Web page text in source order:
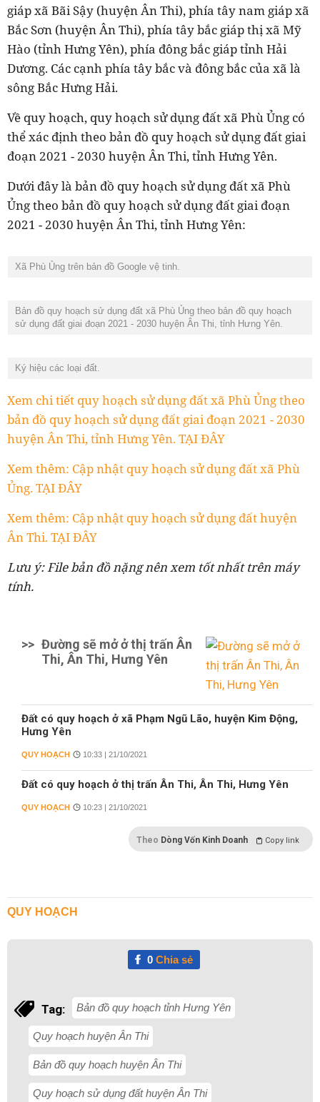
giáp xã Bãi Sậy (huyện Ân Thi), phía tây nam giáp xã
Bắc Sơn (huyện Ân Thi), phía tây bắc giáp thị xã Mỹ
Hào (tỉnh Hưng Yên), phía đông bắc giáp tỉnh Hải
Dương. Các cạnh phía tây bắc và đông bắc của xã là
sông Bắc Hưng Hải.
Về quy hoạch, quy hoạch sử dụng đất xã Phù Ủng có
thể xác định theo bản đồ quy hoạch sử dụng đất giai
đoạn 2021 - 2030 huyện Ân Thi, tỉnh Hưng Yên.
Dưới đây là bản đồ quy hoạch sử dụng đất xã Phù
Ủng theo bản đồ quy hoạch sử dụng đất giai đoạn
2021 - 2030 huyện Ân Thi, tỉnh Hưng Yên:
Xã Phù Ủng trên bản đồ Google vệ tinh.
Bản đồ quy hoạch sử dụng đất xã Phù Ủng theo bản đồ quy hoạch
sử dụng đất giai đoạn 2021 - 2030 huyện Ân Thi, tỉnh Hưng Yên.
Ký hiệu các loại đất.
Xem chi tiết quy hoạch sử dụng đất xã Phù Ủng theo
bản đồ quy hoạch sử dụng đất giai đoạn 2021 - 2030
huyện Ân Thi, tỉnh Hưng Yên. TẠI ĐÂY
Xem thêm: Cập nhật quy hoạch sử dụng đất xã Phù
Ủng. TẠI ĐÂY
Xem thêm: Cập nhật quy hoạch sử dụng đất huyện
Ân Thi. TẠI ĐÂY
Lưu ý: File bản đồ nặng nên xem tốt nhất trên máy
tính.
>> Đường sẽ mở ở thị trấn Ân
Thi, Ân Thi, Hưng Yên
Đất có quy hoạch ở xã Phạm Ngũ Lão, huyện Kim Động,
Hưng Yên
QUY HOẠCH 10:33 | 21/10/2021
Đất có quy hoạch ở thị trấn Ân Thi, Ân Thi, Hưng Yên
QUY HOẠCH 10:23 | 21/10/2021
Theo Dòng Vốn Kinh Doanh Copy link
QUY HOẠCH
0Chia sẻ
Tag: Bản đồ quy hoạch tỉnh Hưng Yên
Quy hoạch huyện Ân Thi
Bản đồ quy hoạch huyện Ân Thi
Quy hoạch sử dụng đất huyện Ân Thi